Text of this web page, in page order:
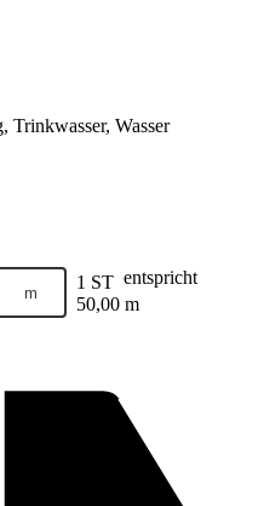
Trinkwasser, Wasser
m 1 ST entspricht
50,00 m